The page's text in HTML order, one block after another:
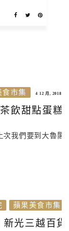
食市集 4 12 月, 2018
飲甜點蛋
我們要到大魯
蘋果美食市集
光三越百